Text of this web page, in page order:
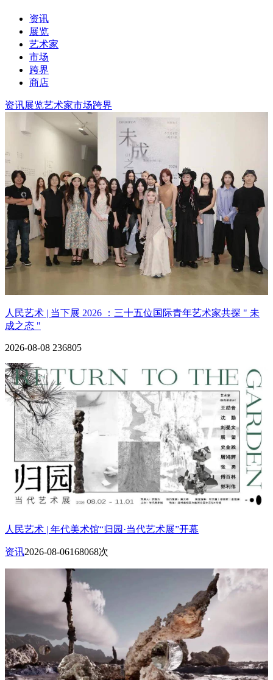
资讯
展览
艺术家
市场
跨界
商店
资讯展览艺术家市场跨界
人民艺术 | 当下展 2026 ：三十五位国际青年艺术家共探 " 未
成之态 "
2026-08-08 236805
人民艺术 | 年代美术馆“归园·当代艺术展”开幕
资讯2026-08-06168068次